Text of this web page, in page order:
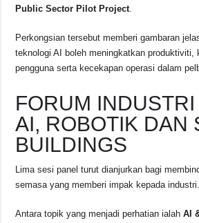
Public Sector Pilot Project.
Perkongsian tersebut memberi gambaran
teknologi AI boleh meningkatkan produktiviti,
pengguna serta kecekapan operasi dalam
FORUM
AI, ROBOTIK DAN
BUILDINGS
Lima sesi panel turut dianjurkan bagi
semasa yang memberi impak kepada industri.
Antara topik yang menjadi perhatian ialahAI